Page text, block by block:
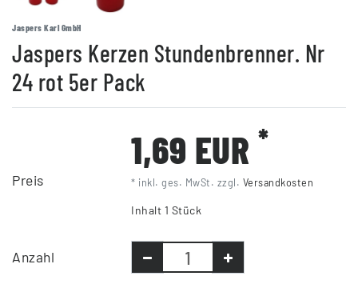
Jaspers Karl GmbH
Jaspers Kerzen Stundenbrenner. Nr
24 rot 5er Pack
Preis
1,69 EUR *
* inkl. ges. MwSt. zzgl. Versandkosten
Inhalt 1 Stück
Anzahl